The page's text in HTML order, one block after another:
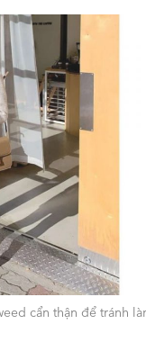
cẩn thận để tránh